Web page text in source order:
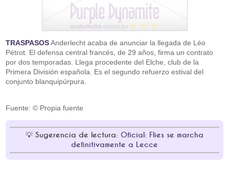
TRASPASOSAnderlecht acaba de anunciar la llegada de Léo
Pétrot. El defensa central francés, de 29 años, firma un contrato
por dos temporadas. Llega procedente del Elche, club de la
Primera División española. Es el segundo refuerzo estival del
conjunto blanquipúrpura.
Fuente: © Propia fuente
Sugerencia de lectura: Oficial: Flies se marcha
definitivamente a Lecce